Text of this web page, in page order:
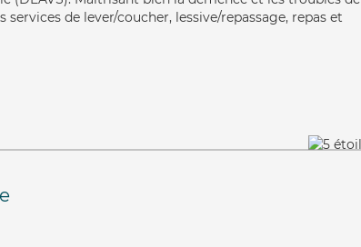
de lever/coucher, lessive/repassage, repas et